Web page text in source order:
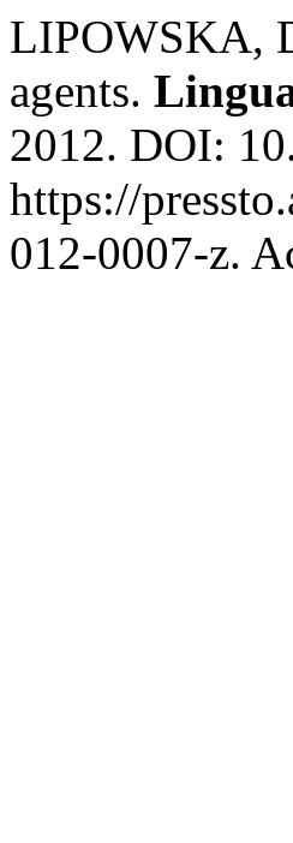
LIPOWSKA,
agents.
2012. DOI:
https://
012-0007-z.